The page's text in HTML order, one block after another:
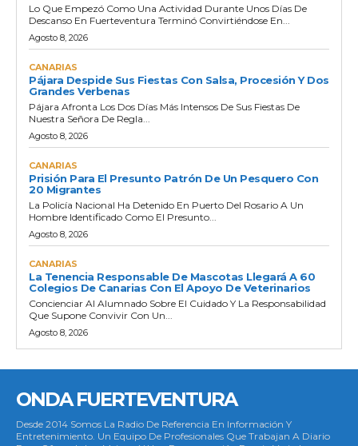
Lo Que Empezó Como Una Actividad Durante Unos Días De
Descanso En Fuerteventura Terminó Convirtiéndose En...
Agosto 8, 2026
CANARIAS
Pájara Despide Sus Fiestas Con Salsa, Procesión Y Dos
Grandes Verbenas
Pájara Afronta Los Dos Días Más Intensos De Sus Fiestas De
Nuestra Señora De Regla...
Agosto 8, 2026
CANARIAS
Prisión Para El Presunto Patrón De Un Pesquero Con
20 Migrantes
La Policía Nacional Ha Detenido En Puerto Del Rosario A Un
Hombre Identificado Como El Presunto...
Agosto 8, 2026
CANARIAS
La Tenencia Responsable De Mascotas Llegará A 60
Colegios De Canarias Con El Apoyo De Veterinarios
Concienciar Al Alumnado Sobre El Cuidado Y La Responsabilidad
Que Supone Convivir Con Un...
Agosto 8, 2026
ONDA FUERTEVENTURA
Desde 2014 Somos La Radio De Referencia En Información Y
Entretenimiento. Un Equipo De Profesionales Que Trabajan A Diario